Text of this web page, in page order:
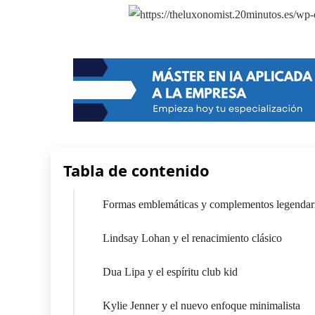
Tabla de contenido
Formas emblemáticas y complementos
Lindsay Lohan y el renacimiento clásico
Dua Lipa y el espíritu club kid
Kylie Jenner y el nuevo enfoque minimalista